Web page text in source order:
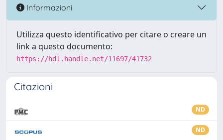
Informazioni
Utilizza questo identificativo per citare o creare un
link a questo documento:
https://hdl.handle.net/11697/41732
Citazioni
ND
ND